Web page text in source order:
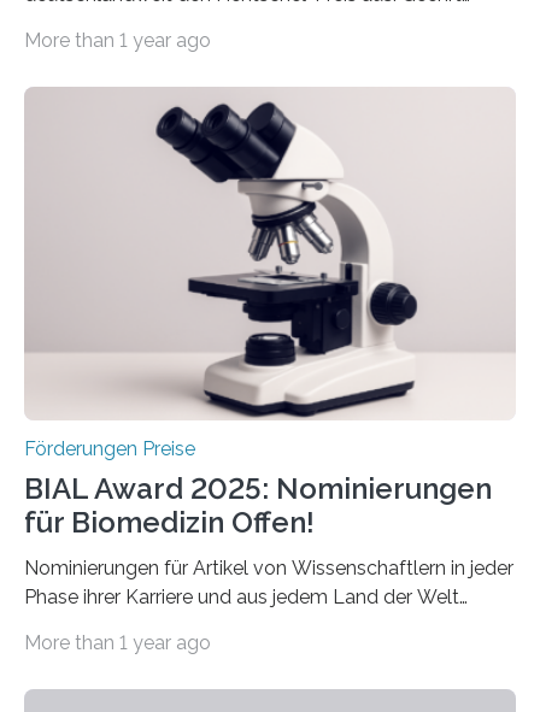
hochrangige wissenschaftliche Publikation zum Thema
Schlaganfall“ mit Sitz in Würzburg fördert die
Schlaganfallforschung, um die Behandlung der
Betroffenen zu verbessern. Dazu schreibt sie auch in
diesem Jahr wieder deutschlandweit den Hentschel-
Preis aus. Er richtet sich gezielt an jüngere
Forscherinnen und Forscher unter 40 Jahren. Geehrt
werden soll eine herausragende Doktorarbeit oder eine
hochrangige wissenschaftliche Publikation zum Thema
More than 1 year ago
Förderungen Preise
BIAL Award 2025: Nominierungen
für Biomedizin Offen!
Nominierungen für Artikel von Wissenschaftlern in jeder
Phase ihrer Karriere und aus jedem Land der Welt
Leben gerufen, um die bemerkenswertesten
More than 1 year ago